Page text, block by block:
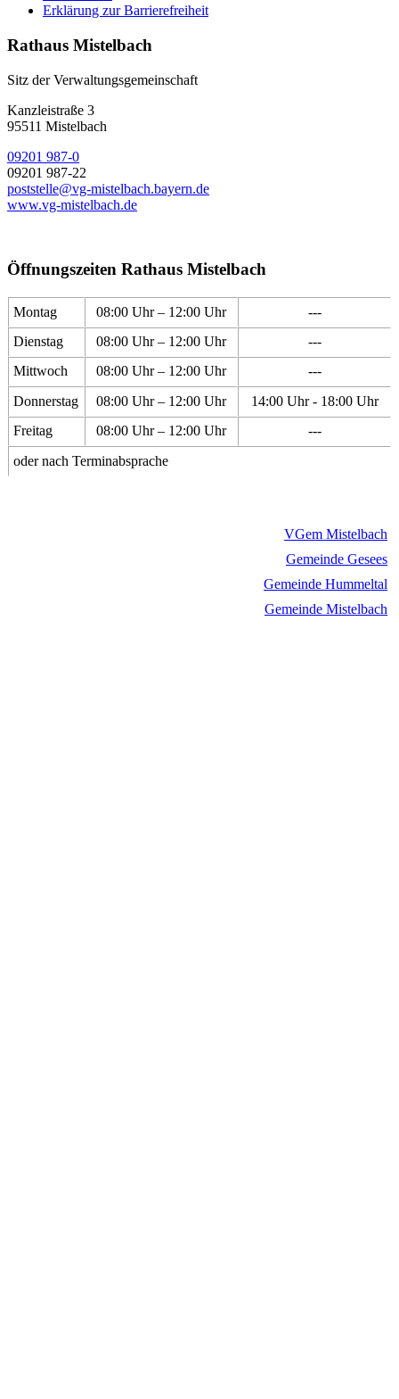
Erklärung zur Barrierefreiheit
Rathaus Mistelbach
Sitz der Verwaltungsgemeinschaft
Kanzleistraße 3
95511 Mistelbach
09201 987-0
09201 987-22
poststelle@vg-mistelbach.bayern.de
www.vg-mistelbach.de
Öffnungszeiten Rathaus Mistelbach
Montag 08:00 Uhr – 12:00 Uhr
---
Dienstag
08:00 Uhr – 12:00 Uhr
---
Mittwoch
08:00 Uhr – 12:00 Uhr
---
Donnerstag
08:00 Uhr – 12:00 Uhr
14:00 Uhr - 18:00 Uhr
Freitag
08:00 Uhr – 12:00 Uhr
---
oder nach Terminabsprache
VGem Mistelbach
Gemeinde Gesees
Gemeinde Hummeltal
Gemeinde Mistelbach